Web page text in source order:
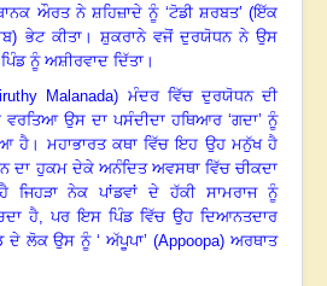
ਔਰਤ ਨੇ ਸ਼ਹਿਜ਼ਾਦੇ ਨੂੰ ‘ਟੋਡੀ ਸ਼ਰਬਤ’ (ਇੱਕ
ਭੇਟ ਕੀਤਾ। ਸ਼ੁਕਰਾਨੇ ਵਜੋਂ ਦੁਰਯੋਧਨ ਨੇ ਉਸ
ਨੂੰ ਅਸ਼ੀਰਵਾਦ ਦਿੱਤਾ ।
Malanada) ਮੰਦਰ ਵਿੱਚ ਦੁਰਯੋਧਨ ਦੀ
ਵਰਤਿਆ ਉਸ ਦਾ ਪਸੰਦੀਦਾ ਹਥਿਆਰ ‘ਗਦਾ’ ਨੂੰ
ਹੈ । ਮਹਾਭਾਰਤ ਕਥਾ ਵਿੱਚ ਇਹ ਉਹ ਮਨੁੱਖ ਹੈ
ਦਾ ਹੁਕਮ ਦੇਕੇ ਅਨੰਦਿਤ ਅਵਸਥਾ ਵਿੱਚ ਚੀਕਦਾ
ਜਿਹੜਾ ਨੇਕ ਪਾਂਡਵਾਂ ਦੇ ਹੱਕੀ ਸਾਮਰਾਜ ਨੂੰ
ਹੈ, ਪਰ ਇਸ ਪਿੰਡ ਵਿੱਚ ਉਹ ਦਿਆਨਤਦਾਰ
ਦੇ ਲੋਕ ਉਸ ਨੂੰ ‘ ਅੱਪੂਪਾ’ (Appoopa)ਅਰਥਾਤ